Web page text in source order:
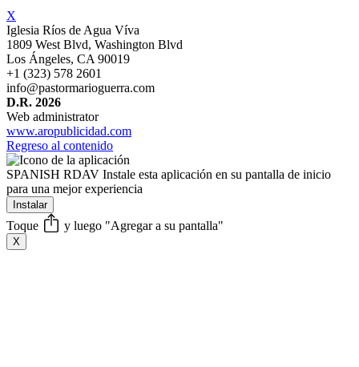
X
Iglesia Ríos de Agua Víva
1809 West Blvd, Washington Blvd
Los Ángeles, ⁠CA 90019
+1 (323) 578 2601
info@pastormarioguerra.com
D.R. 2026
Web administrator
www.aropublicidad.com
Regreso al contenido
SPANISH RDAV Instale esta aplicación en su pantalla de inicio
para una mejor experiencia
Instalar
Toque y luego "Agregar a su pantalla"
X